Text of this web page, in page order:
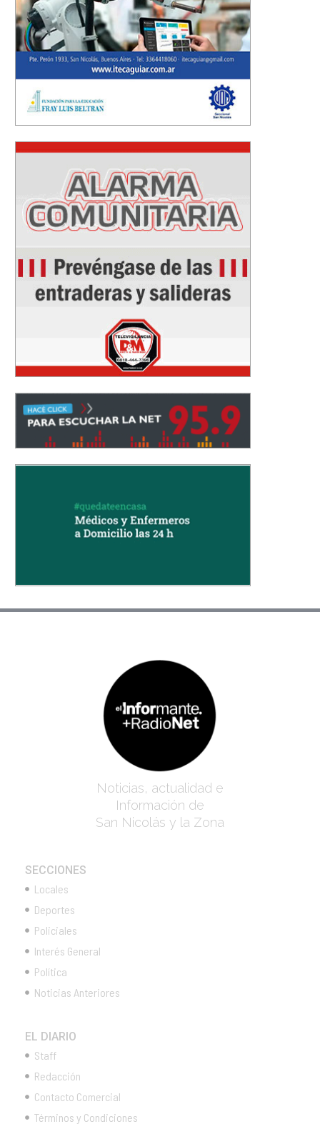
Noticias, actualidad e
Información de
San Nicolás y la Zona
SECCIONES
Locales
Deportes
Policiales
Interés General
Política
Noticias Anteriores
EL DIARIO
Staff
Redacción
Contacto Comercial
Términos y Condiciones